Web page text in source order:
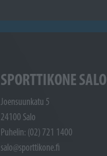
SPORTTIKONE SALO
Joensuunkatu 5
24100 Salo
Puhelin: (02) 721 1400
salo@sporttikone.fi